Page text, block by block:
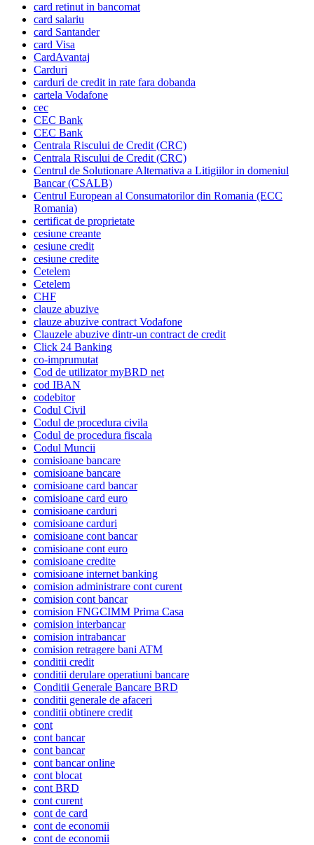
card retinut in bancomat
card salariu
card Santander
card Visa
CardAvantaj
Carduri
carduri de credit in rate fara dobanda
cartela Vodafone
cec
CEC Bank
CEC Bank
Centrala Riscului de Credit (CRC)
Centrala Riscului de Credit (CRC)
Centrul de Solutionare Alternativa a Litigiilor in domeniul
Bancar (CSALB)
Centrul European al Consumatorilor din Romania (ECC
Romania)
certificat de proprietate
cesiune creante
cesiune credit
cesiune credite
Cetelem
Cetelem
CHF
clauze abuzive
clauze abuzive contract Vodafone
Clauzele abuzive dintr-un contract de credit
Click 24 Banking
co-imprumutat
Cod de utilizator myBRD net
cod IBAN
codebitor
Codul Civil
Codul de procedura civila
Codul de procedura fiscala
Codul Muncii
comisioane bancare
comisioane bancare
comisioane card bancar
comisioane card euro
comisioane carduri
comisioane carduri
comisioane cont bancar
comisioane cont euro
comisioane credite
comisioane internet banking
comision administrare cont curent
comision cont bancar
comision FNGCIMM Prima Casa
comision interbancar
comision intrabancar
comision retragere bani ATM
conditii credit
conditii derulare operatiuni bancare
Conditii Generale Bancare BRD
conditii generale de afaceri
conditii obtinere credit
cont
cont bancar
cont bancar
cont bancar online
cont blocat
cont BRD
cont curent
cont de card
cont de economii
cont de economii